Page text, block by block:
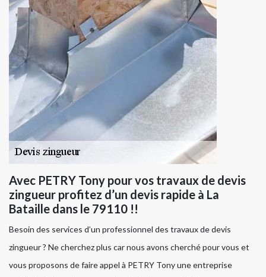
Avec PETRY Tony pour vos travaux de devis
zingueur profitez d’un devis rapide à La
Bataille dans le 79110 !!
Besoin des services d’un professionnel des travaux de devis
zingueur ? Ne cherchez plus car nous avons cherché pour vous et
vous proposons de faire appel à PETRY Tony une entreprise